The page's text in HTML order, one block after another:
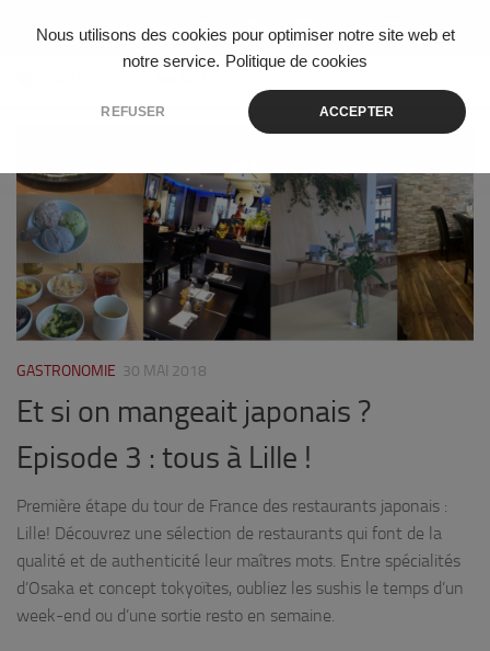
Nous utilisons des cookies pour optimiser notre site web et
notre service. Politique de cookies
REFUSER ACCEPTER
Skip to content
GASTRONOMIE 30 MAI 2018
Et si on mangeait japonais ?
Episode 3 : tous à Lille !
Première étape du tour de France des restaurants japonais :
Lille! Découvrez une sélection de restaurants qui font de la
qualité et de authenticité leur maîtres mots. Entre spécialités
d’Osaka et concept tokyoïtes, oubliez les sushis le temps d’un
week-end ou d’une sortie resto en semaine.